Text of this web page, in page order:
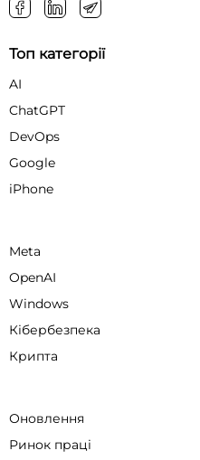
Топ категорії
AI
ChatGPT
DevOps
Google
iPhone
Meta
OpenAI
Windows
Кібербезпека
Крипта
Оновлення
Ринок праці